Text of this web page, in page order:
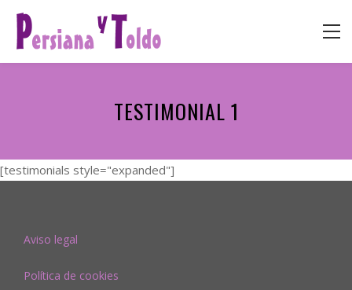
TESTIMONIAL 1
[testimonials style="expanded"]
Aviso legal
Política de cookies